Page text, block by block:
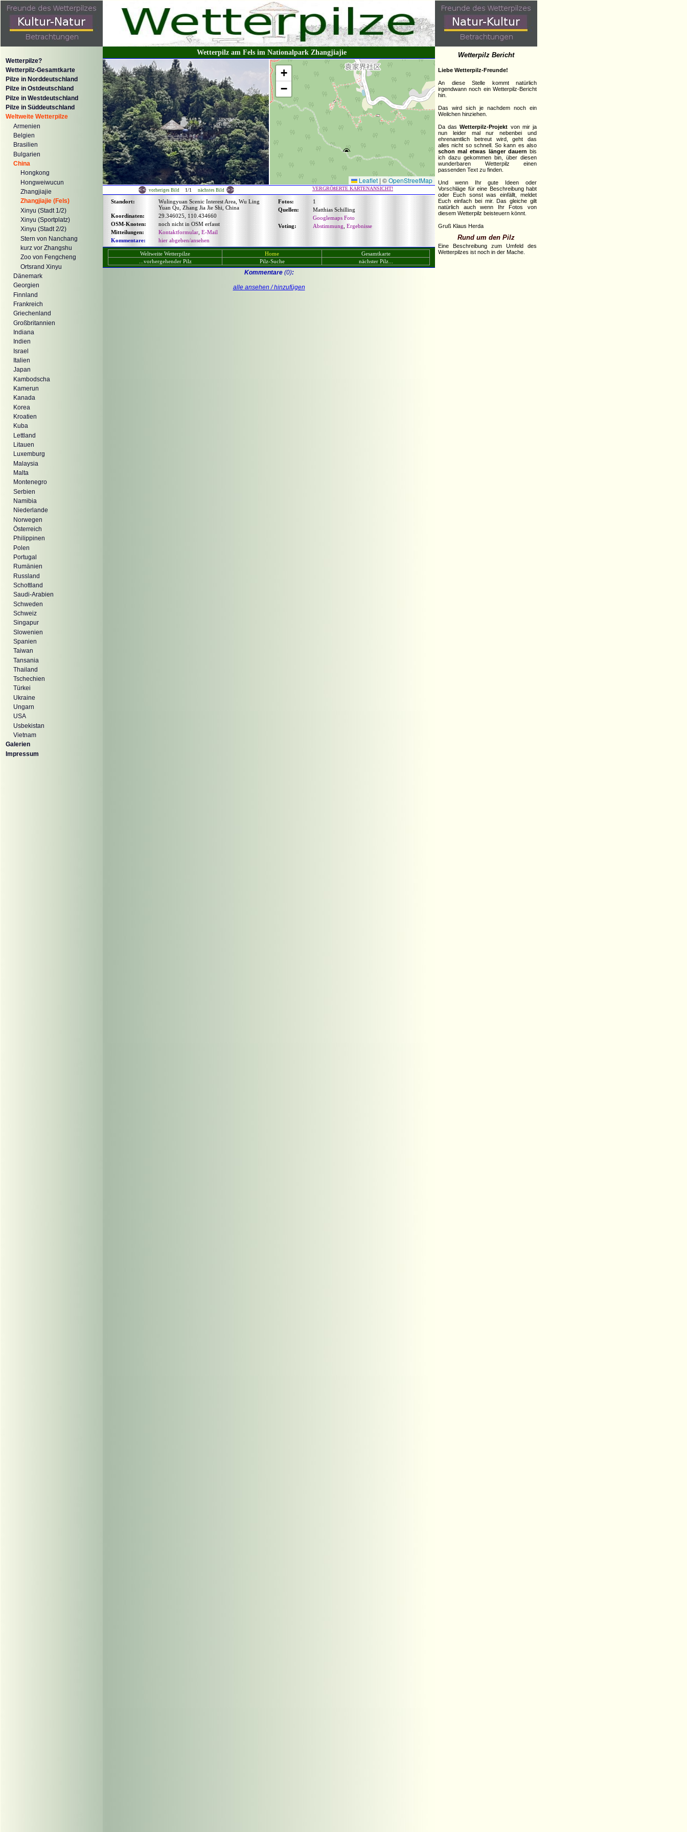
Wetterpilze?
Wetterpilz-Gesamtkarte
Pilze in Norddeutschland
Pilze in Ostdeutschland
Pilze in Westdeutschland
Pilze in Süddeutschland
Weltweite Wetterpilze
Armenien
Belgien
Brasilien
Bulgarien
China
Hongkong
Hongweiwucun
Zhangjiajie
Zhangjiajie (Fels)
Xinyu (Stadt 1/2)
Xinyu (Sportplatz)
Xinyu (Stadt 2/2)
Stern von Nanchang
kurz vor Zhangshu
Zoo von Fengcheng
Ortsrand Xinyu
Dänemark
Georgien
Finnland
Frankreich
Griechenland
Großbritannien
Indiana
Indien
Israel
Italien
Japan
Kambodscha
Kamerun
Kanada
Korea
Kroatien
Kuba
Lettland
Litauen
Luxemburg
Malaysia
Malta
Montenegro
Serbien
Namibia
Niederlande
Norwegen
Österreich
Philippinen
Polen
Portugal
Rumänien
Russland
Schottland
Saudi-Arabien
Schweden
Schweiz
Singapur
Slowenien
Spanien
Taiwan
Tansania
Thailand
Tschechien
Türkei
Ukraine
Ungarn
USA
Usbekistan
Vietnam
Galerien
Impressum
Wetterpilz am Fels im Nationalpark Zhangjiajie
+
−
Leaflet | ©OpenStreetMap
vorheriges Bild 1/1 nächstes Bild VERGRÖßERTE KARTENANSICHT!
Standort:
Wulingyuan Scenic Interest Area, Wu Ling
Yuan Qu, Zhang Jia Jie Shi, China
Koordinaten:
29.346025, 110.434660
OSM-Knoten:
noch nicht in OSM erfasst
Mitteilungen:
Kontaktformular E-Mail
Kommentare:
hier abgeben/ansehen
Fotos:
1
Quellen:
Matthias Schilling
Googlemaps Foto
Voting:
Abstimmung Ergebnisse
Weltweite Wetterpilze Home
Gesamtkarte
...vorhergehender Pilz
Pilz-Suche nächster Pilz...
Kommentare(0):
alle ansehen / hinzufügen
Wetterpilz Bericht
Liebe Wetterpilz-Freunde!
An diese Stelle kommt natürlich
irgendwann noch ein Wetterpilz-Bericht
hin.
Das wird sich je nachdem noch ein
Weilchen hinziehen.
Da dasWetterpilz-Projekt von mir ja
nun leider mal nur nebenbei und
ehrenamtlich betreut wird, geht das
alles nicht so schnell. So kann es also
schon mal etwas länger dauern bis
ich dazu gekommen bin, über diesen
wunderbaren Wetterpilz einen
passenden Text zu finden.
Und wenn Ihr gute Ideen oder
Vorschläge für eine Beschreibung habt
oder Euch sonst was einfällt, meldet
Euch einfach bei mir. Das gleiche gilt
natürlich auch wenn Ihr Fotos von
diesem Wetterpilz beisteuern könnt.
Gruß Klaus Herda
Rund um den Pilz
Eine Beschreibung zum Umfeld des
Wetterpilzes ist noch in der Mache.